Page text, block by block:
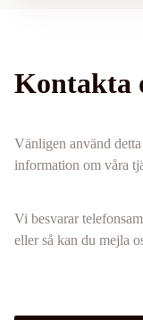
Kontakta
Vänligen använd
information om våra
Vi besvarar
eller så kan du mejla